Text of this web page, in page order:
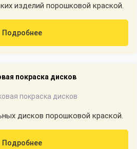
изделий порошковой краской.
Подробнее
покраска дисков
дисков порошковой краской.
Подробнее